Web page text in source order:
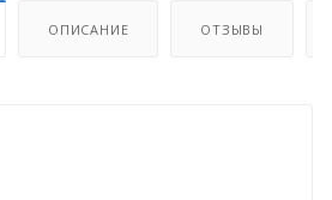
ОПИСАНИЕ ОТЗЫВЫ